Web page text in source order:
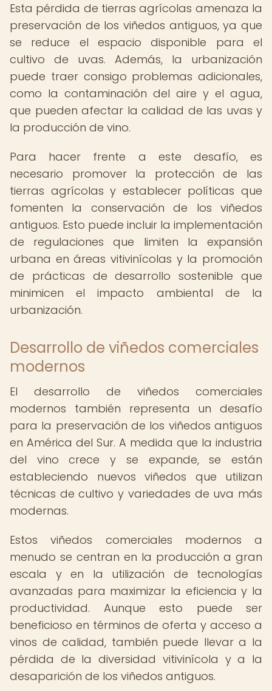
Esta pérdida de tierras agrícolas amenaza la
preservación de los viñedos antiguos, ya que
se reduce el espacio disponible para el
cultivo de uvas. Además, la urbanización
puede traer consigo problemas adicionales,
como la contaminación del aire y el agua,
que pueden afectar la calidad de las uvas y
la producción de vino.
Para hacer frente a este desafío, es
necesario promover la protección de las
tierras agrícolas y establecer políticas que
fomenten la conservación de los viñedos
antiguos. Esto puede incluir la implementación
de regulaciones que limiten la expansión
urbana en áreas vitivinícolas y la promoción
de prácticas de desarrollo sostenible que
minimicen el impacto ambiental de la
urbanización.
Desarrollo de viñedos comerciales
modernos
El desarrollo de viñedos comerciales
modernos también representa un desafío
para la preservación de los viñedos antiguos
en América del Sur. A medida que la industria
del vino crece y se expande, se están
estableciendo nuevos viñedos que utilizan
técnicas de cultivo y variedades de uva más
modernas.
Estos viñedos comerciales modernos a
menudo se centran en la producción a gran
escala y en la utilización de tecnologías
avanzadas para maximizar la eficiencia y la
productividad. Aunque esto puede ser
beneficioso en términos de oferta y acceso a
vinos de calidad, también puede llevar a la
pérdida de la diversidad vitivinícola y a la
desaparición de los viñedos antiguos.